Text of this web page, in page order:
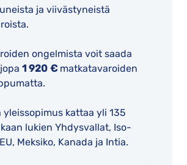
ja viivästyneistä
ongelmista voit saada
1 920 € matkatavaroiden
yleissopimus kattaa yli 135
lukien Yhdysvallat, Iso-
Meksiko, Kanada ja Intia.